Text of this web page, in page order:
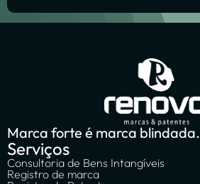
Marca forte é marca blindada.
Serviços
Consultoria de Bens Intangíveis
Registro de marca